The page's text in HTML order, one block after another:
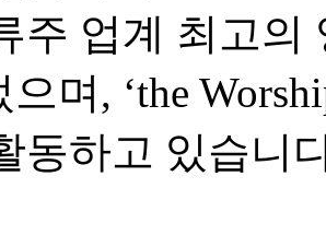
주 업계 최고의
며, ‘the
동하고 있습니